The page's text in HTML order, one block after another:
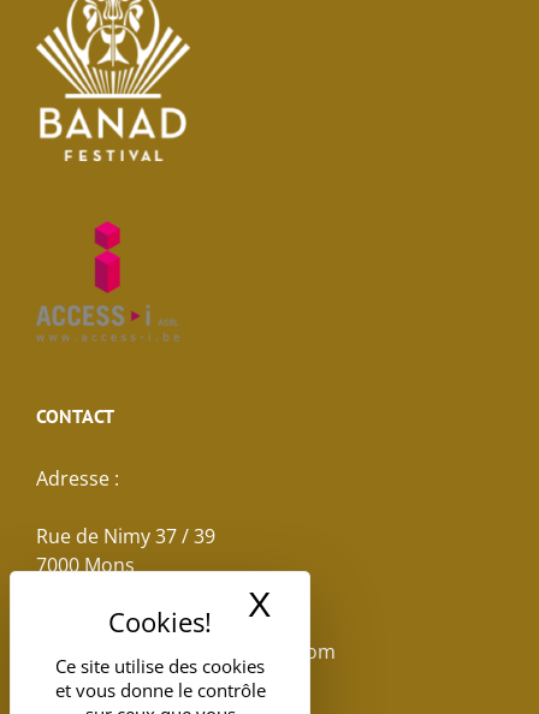
Ce site utilise des cookies
et vous donne le contrôle
X
CONTACT
Adresse :
Rue de Nimy 37 / 39
7000 Mons
reservations.losseau@gmail.com